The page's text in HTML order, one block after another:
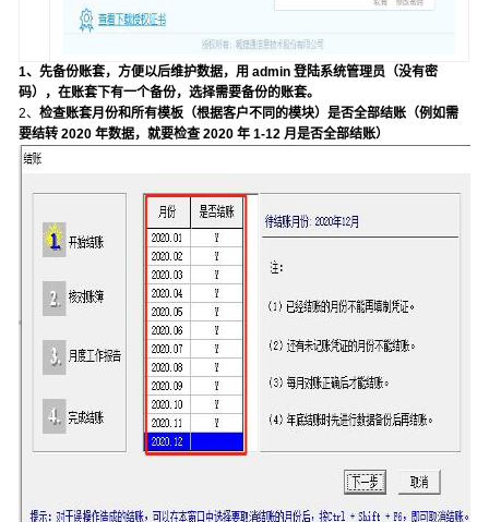
1、先备份账套，方便以后维护数据，用admin 登陆系统管理员 （没有密
码）
，在账套下有一个备份，选择需要备份的账套。
2、检查账套月份和所有模板 （根据客户不同的模块）是否全部结账 （例如需
要结转2020 年数据，就要检查2020 年1-12 月是否全部结账）